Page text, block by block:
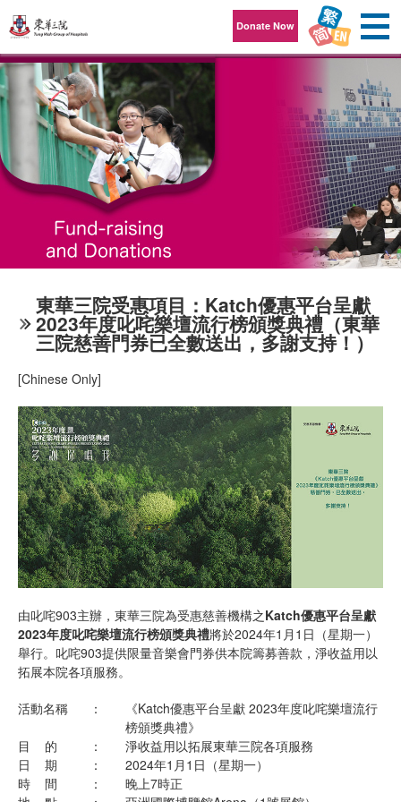
Donate Now
東華三院受惠項目：Katch優惠平台呈獻
2023年度叱咤樂壇流行榜頒獎典禮（東華
三院慈善門券已全數送出，多謝支持！）
[Chinese Only]
由叱咤903主辦，東華三院為受惠慈善機構之Katch優惠平台呈獻
2023年度叱咤樂壇流行榜頒獎典禮將於2024年1月1日（星期一）
舉行。叱咤903提供限量音樂會門券供本院籌募善款，淨收益用以
拓展本院各項服務。
活動名稱 ：
《Katch優惠平台呈獻 2023年度叱咤樂壇流行
榜頒獎典禮》
目 的
：
淨收益用以拓展東華三院各項服務
日 期
：
2024年1月1日（星期一）
時 間
：
晚上7時正